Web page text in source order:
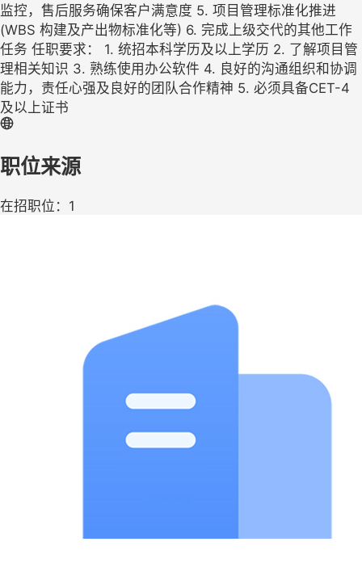
监控，售后服务确保客户满意度 5. 项目管理标准化推进
(WBS 构建及产出物标准化等) 6. 完成上级交代的其他工作
任务 任职要求： 1. 统招本科学历及以上学历 2. 了解项目管
理相关知识 3. 熟练使用办公软件 4. 良好的沟通组织和协调
能力，责任心强及良好的团队合作精神 5. 必须具备CET-4
及以上证书
职位来源
在招职位：1